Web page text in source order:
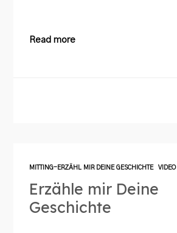
Read more
MITTING-ERZÄHL MIR DEINE GESCHICHTE VIDEO
Erzähle mir Deine
Geschichte